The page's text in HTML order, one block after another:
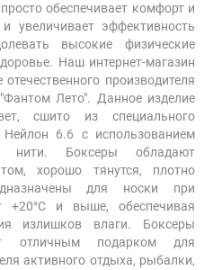
обеспечивает комфорт и
увеличивает эффективность
высокие физические
Наш интернет-магазин
производителя
Лето". Данное изделие
сшито из специального
Нейлон 6.6 с использованием
нити. Боксеры обладают
хорошо тянутся, плотно
для носки при
+20°С и выше, обеспечивая
излишков влаги. Боксеры
отличным подарком для
активного отдыха, рыбалки,